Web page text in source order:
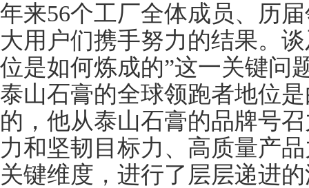
年来56个工厂全体成员、历
大用户们携手努力的结果。
位是如何炼成的”这一关键问
泰山石膏的全球领跑者地位
的，他从泰山石膏的品牌号
力和坚韧目标力、高质量产
关键维度，进行了层层递进